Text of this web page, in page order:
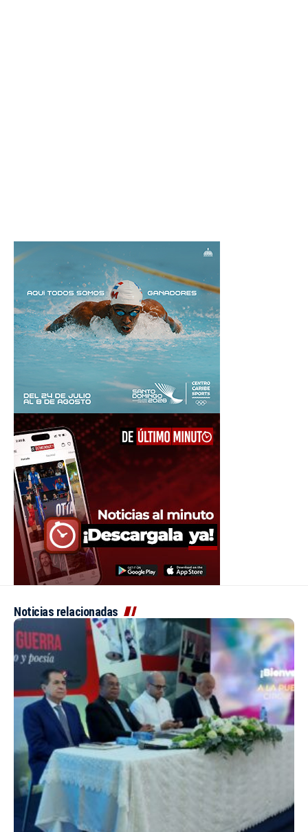
Noticias relacionadas